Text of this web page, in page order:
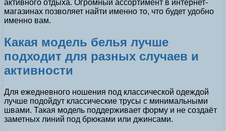
активного отдыха. Огромный ассортимент в интернет-
магазинах позволяет найти именно то, что будет удобно
именно вам.
Какая модель белья лучше
подходит для разных случаев и
активности
Для ежедневного ношения под классической одеждой
лучше подойдут классические трусы с минимальными
швами. Такая модель поддерживает форму и не создаёт
заметных линий под брюками или джинсами.